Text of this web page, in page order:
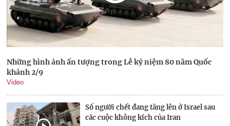
Những hình ảnh ấn tượng trong Lễ kỷ niệm 80 năm Quốc
khánh 2/9
Video
Số người chết đang tăng lên ở Israel sau
các cuộc không kích của Iran